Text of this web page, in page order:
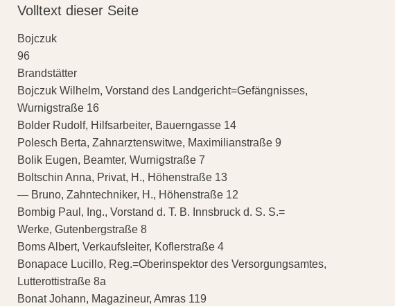
Volltext dieser Seite
Bojczuk
96
Brandstätter
Bojczuk Wilhelm, Vorstand des Landgericht=Gefängnisses,
Wurnigstraße 16
Bolder Rudolf, Hilfsarbeiter, Bauerngasse 14
Polesch Berta, Zahnarztenswitwe, Maximilianstraße 9
Bolik Eugen, Beamter, Wurnigstraße 7
Boltschin Anna, Privat, H., Höhenstraße 13
— Bruno, Zahntechniker, H., Höhenstraße 12
Bombig Paul, Ing., Vorstand d. T. B. Innsbruck d. S. S.=
Werke, Gutenbergstraße 8
Boms Albert, Verkaufsleiter, Koflerstraße 4
Bonapace Lucillo, Reg.=Oberinspektor des Versorgungsamtes,
Lutterottistraße 8a
Bonat Johann, Magazineur, Amras 119